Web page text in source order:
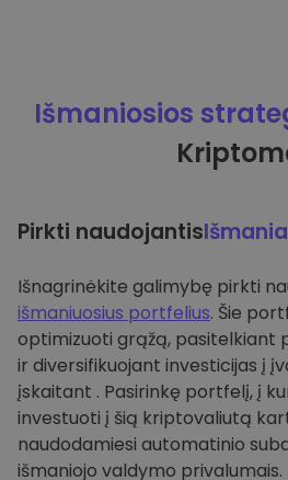
Išmaniosios
Pirkti naudojantis
Išnagrinėkite galimybę pirkti
išmaniuosius portfelius. Šie
optimizuoti grąžą, pasitelkiant
ir diversifikuojant investicijas į
įskaitant . Pasirinkę portfelį, į
investuoti į šią kriptovaliutą
naudodamiesi automatinio
išmaniojo valdymo privalumais.